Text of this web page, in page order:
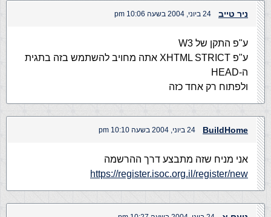
ניר טייב 24 ביוני, 2004 בשעה 10:06 pm
ע"פ התקן של W3
ע"פ XHTML STRICT אתה מחויב להשתמש בזה בתגית
ה-HEAD
ולפתוח רק אחד כזה
BuildHome 24 ביוני, 2004 בשעה 10:10 pm
אני מניח שזה מתבצע דרך ההרשמה
https://register.isoc.org.il/register/new